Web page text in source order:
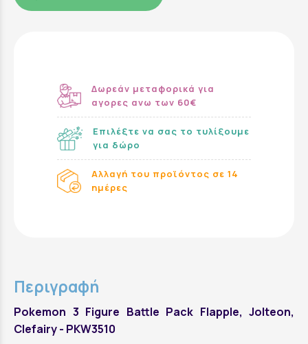
Δωρεάν μεταφορικά για
αγορες ανω των 60€
Επιλέξτε να σας το τυλίξουμε
για δώρο
Αλλαγή του προϊόντος σε 14
ημέρες
Περιγραφή
Pokemon 3 Figure Battle Pack Flapple, Jolteon,
Clefairy - PKW3510